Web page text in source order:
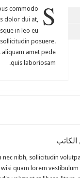
S
commodo
dolor dui at,
in leo eu
posuere.
aliquam amet pede
quis laboriosam.
nibh, sollicitudin
quam lorem vestibulum